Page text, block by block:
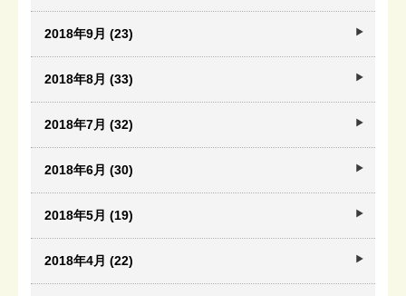
2018年9月 (23)
2018年8月 (33)
2018年7月 (32)
2018年6月 (30)
2018年5月 (19)
2018年4月 (22)